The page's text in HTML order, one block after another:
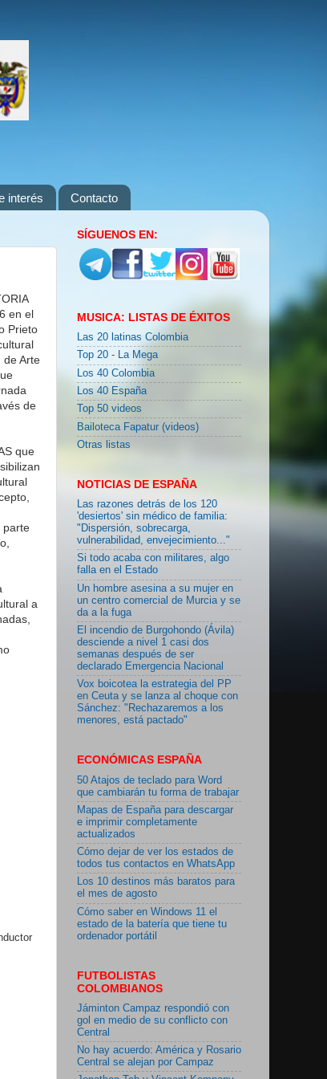
interés Contacto
en el
Prieto
de Arte
de
que
parte
a
SÍGUENOS EN:
MUSICA: LISTAS DE ÉXITOS
Las 20 latinas Colombia
Top 20 - La Mega
Los 40 Colombia
Los 40 España
Top 50 videos
Bailoteca Fapatur (videos)
Otras listas
NOTICIAS DE ESPAÑA
Las razones detrás de los 120
'desiertos' sin médico de familia:
"Dispersión, sobrecarga,
vulnerabilidad, envejecimiento..."
Si todo acaba con militares, algo
falla en el Estado
Un hombre asesina a su mujer en
un centro comercial de Murcia y se
da a la fuga
El incendio de Burgohondo (Ávila)
desciende a nivel 1 casi dos
semanas después de ser
declarado Emergencia Nacional
Vox boicotea la estrategia del PP
en Ceuta y se lanza al choque con
Sánchez: "Rechazaremos a los
menores, está pactado"
ECONÓMICAS ESPAÑA
50 Atajos de teclado para Word
que cambiarán tu forma de trabajar
Mapas de España para descargar
e imprimir completamente
actualizados
Cómo dejar de ver los estados de
todos tus contactos en WhatsApp
Los 10 destinos más baratos para
el mes de agosto
Cómo saber en Windows 11 el
estado de la batería que tiene tu
ordenador portátil
FUTBOLISTAS
COLOMBIANOS
Jáminton Campaz respondió con
gol en medio de su conflicto con
Central
No hay acuerdo: América y Rosario
Central se alejan por Campaz